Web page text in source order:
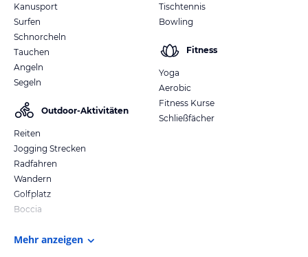
Kanusport
Surfen
Schnorcheln
Tauchen
Angeln
Segeln
Outdoor-Aktivitäten
Reiten
Jogging Strecken
Radfahren
Wandern
Golfplatz
Boccia
Tischtennis
Bowling
Fitness
Yoga
Aerobic
Fitness Kurse
Schließfächer
Mehr anzeigen